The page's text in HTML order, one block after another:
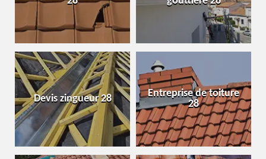
Devis zingueur 28
Entreprise de toiture
28